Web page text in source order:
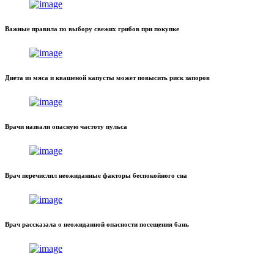
Важные правила по выбору свежих грибов при покупке
Диета из мяса и квашеной капусты может повысить риск запоров
Врачи назвали опасную частоту пульса
Врач перечислил неожиданные факторы беспокойного сна
Врач рассказала о неожиданной опасности посещения бань